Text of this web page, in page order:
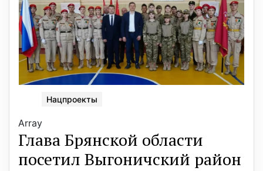
Нацпроекты
Array
Глава Брянской области
посетил Выгоничский район